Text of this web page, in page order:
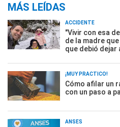
MÁS LEÍDAS
ACCIDENTE
"Vivir con esa
de la madre
que debió dejar
¡MUY PRÁCTICO!
Cómo afilar un
con un paso a
ANSES